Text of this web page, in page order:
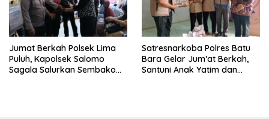
Jumat Berkah Polsek Lima
Puluh, Kapolsek Salomo
Sagala Salurkan Sembako
Satresnarkoba Polres Batu
Bara Gelar Jum’at Berkah,
Santuni Anak Yatim dan